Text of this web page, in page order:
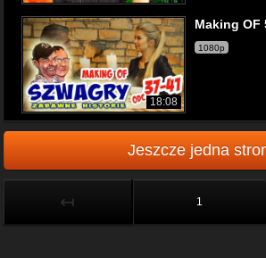
18:08
Making OF
1080p
Jeszcze jedna
↤ 1